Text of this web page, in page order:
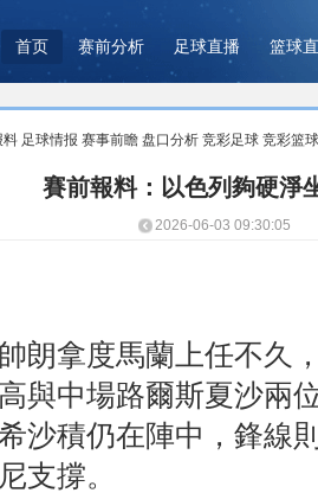
首页 赛前分析 足球直播 篮球
料 足球情报 赛事前瞻 盘口分析 竞彩足球 竞彩篮球
賽前報料：以色列夠硬淨
2026-06-03 09:30:05
朗拿度馬蘭上任不久
與中場路爾斯夏沙兩
沙積仍在陣中，鋒線
支撐。